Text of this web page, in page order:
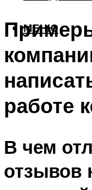
МЕНЮ
работе
В чем
отзывов